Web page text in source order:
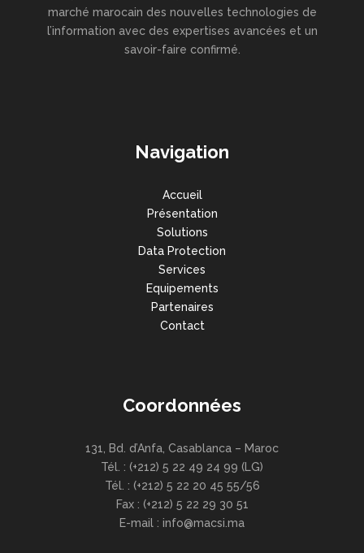
marché marocain des nouvelles technologies de
l’information avec des expertises avancées et un
savoir-faire confirmé.
Navigation
Accueil
Présentation
Solutions
Data Protection
Services
Equipements
Partenaires
Contact
Coordonnées
131, Bd. d’Anfa, Casablanca – Maroc
Tél. : (+212) 5 22 49 24 99 (LG)
Tél. : (+212) 5 22 20 45 55/56
Fax : (+212) 5 22 29 30 51
E-mail : info@macsi.ma